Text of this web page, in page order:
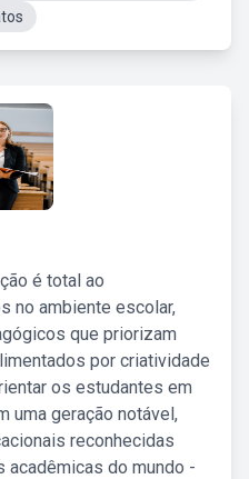
é total ao
no ambiente escolar,
que priorizam
por criatividade
os estudantes em
uma geração notável,
reconhecidas
do mundo -